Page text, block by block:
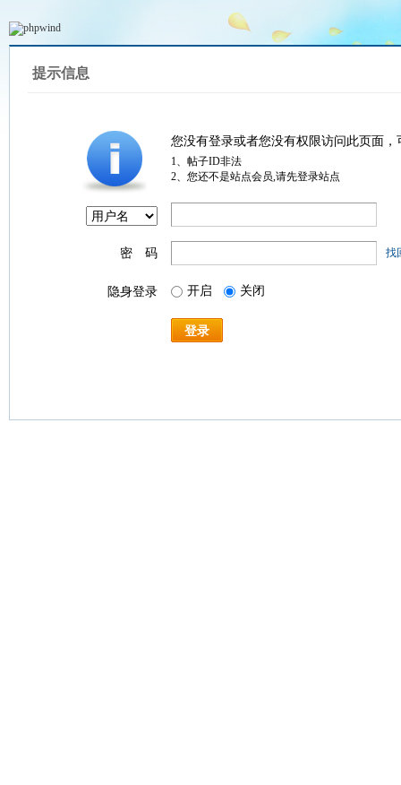
提示信息
您没有登录或者您没有权限访问此页面
1、帖子ID非法
2、您还不是站点会员,请先登录站点
密 码 找
隐身登录 开启 关闭
登录